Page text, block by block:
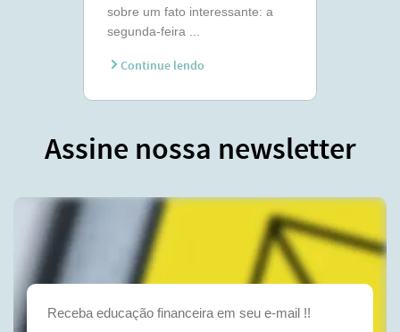
sobre um fato interessante: a
segunda-feira ...
Continue lendo
Assine nossa newsletter